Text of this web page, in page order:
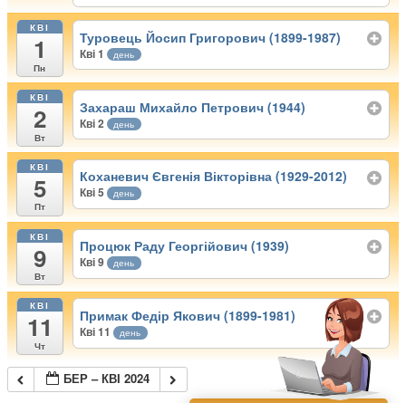
КВІ
1
Пн
Туровець Йосип Григорович (1899-1987)
Кві 1 день
КВІ
2
Вт
Захараш Михайло Петрович (1944)
Кві 2 день
КВІ
5
Пт
Коханевич Євгенія Вікторівна (1929-2012)
Кві 5 день
КВІ
9
Вт
Процюк Раду Георгійович (1939)
Кві 9 день
КВІ
11
Чт
Примак Федір Якович (1899-1981)
Кві 11 день
БЕР – КВІ 2024